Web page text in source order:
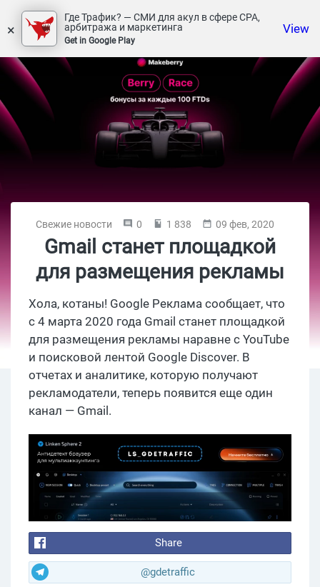
×
Где Трафик? — СМИ для акул в сфере СРА,
арбитража и маркетинга
Get in Google Play
View
Свежие новости 0 1 838 09 фев, 2020
Gmail станет площадкой
для размещения рекламы
Хола, котаны! Google Реклама сообщает, что
с 4 марта 2020 года Gmail станет площадкой
для размещения рекламы наравне с YouTube
и поисковой лентой Google Discover. В
отчетах и аналитике, которую получают
рекламодатели, теперь появится еще один
канал — Gmail.
Share
@gdetraffic